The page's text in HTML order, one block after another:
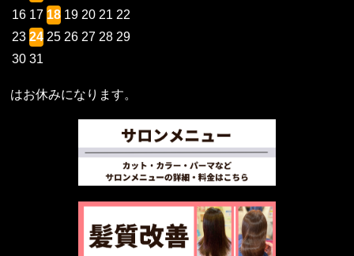
16 17 18 19 20 21 22
23 24 25 26 27 28 29
30 31
はお休みになります。